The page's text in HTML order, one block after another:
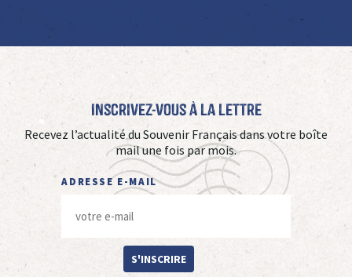
Inscrivez-vous à La Lettre
Recevez l’actualité du Souvenir Français dans votre boîte
mail une fois par mois.
ADRESSE E-MAIL
S'INSCRIRE